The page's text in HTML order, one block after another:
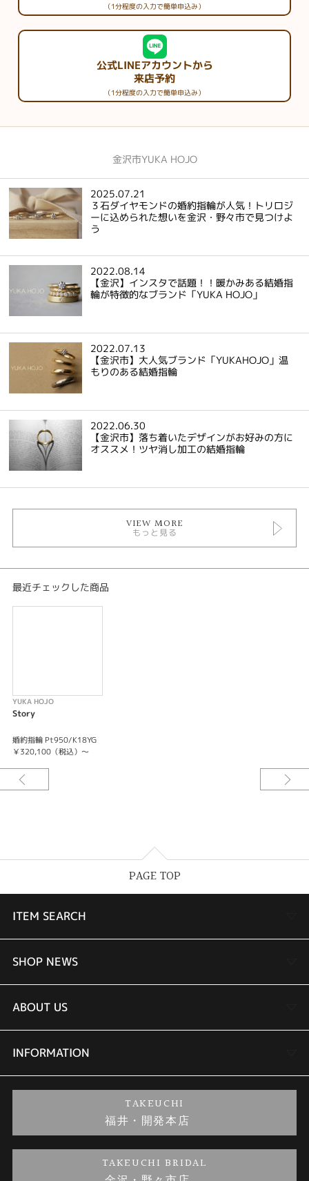
（1分程度の入力で簡単申込み）
公式LINEアカウントから
来店予約
（1分程度の入力で簡単申込み）
金沢市YUKA HOJO
2025.07.21
３石ダイヤモンドの婚約指輪が人気！トリロジ
ーに込められた想いを金沢・野々市で見つけよ
う
2022.08.14
【金沢】インスタで話題！！暖かみある結婚指
輪が特徴的なブランド「YUKA HOJO」
2022.07.13
【金沢市】大人気ブランド「YUKAHOJO」温
もりのある結婚指輪
2022.06.30
【金沢市】落ち着いたデザインがお好みの方に
オススメ！ツヤ消し加工の結婚指輪
VIEW MORE
もっと見る
最近チェックした商品
YUKA HOJO
Story
婚約指輪 Pt950/K18YG
￥320,100（税込）～
PAGE TOP
ITEM SEARCH
婚約指輪
結婚指輪
セットリング
婚約ネックレス
金・プラチナのお取引
SHOP NEWS
TAKEUCHI BRIDAL金沢本店情報
商品一覧
ブランドリスト
金澤指輪工房｜手作りペアリング
ABOUT US
会社概要
お客様の声
INFORMATION
TAKEUCHI
福井・開発本店
TAKEUCHI BRIDAL